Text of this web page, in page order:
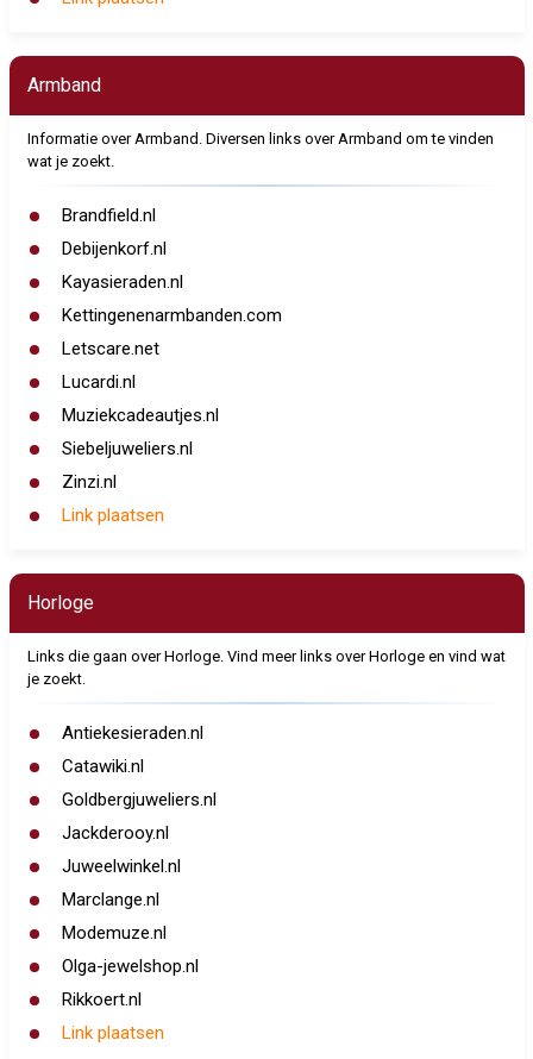
Armband
Informatie over Armband. Diversen links over Armband om te vinden
wat je zoekt.
Brandfield.nl
Debijenkorf.nl
Kayasieraden.nl
Kettingenenarmbanden.com
Letscare.net
Lucardi.nl
Muziekcadeautjes.nl
Siebeljuweliers.nl
Zinzi.nl
Link plaatsen
Horloge
Links die gaan over Horloge. Vind meer links over Horloge en vind wat
je zoekt.
Antiekesieraden.nl
Catawiki.nl
Goldbergjuweliers.nl
Jackderooy.nl
Juweelwinkel.nl
Marclange.nl
Modemuze.nl
Olga-jewelshop.nl
Rikkoert.nl
Link plaatsen